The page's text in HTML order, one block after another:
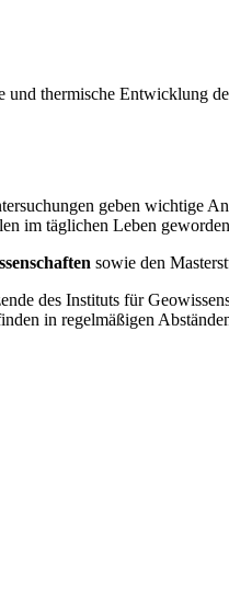
und thermische Entwicklung
geben wichtige
im täglichen Leben
sowie den
des Instituts für
in regelmäßigen